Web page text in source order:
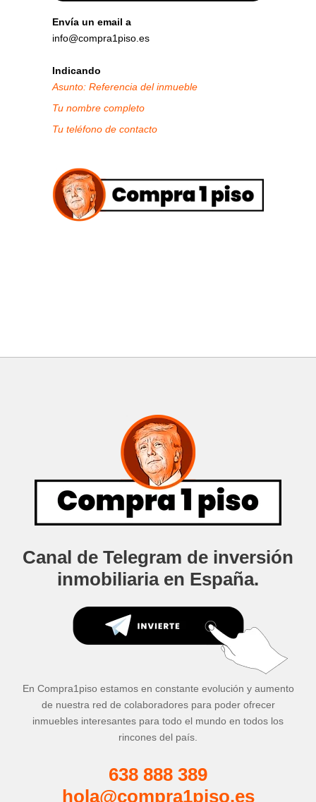
Envía un email a
info@compra1piso.es
Indicando
Asunto: Referencia del inmueble
Tu nombre completo
Tu teléfono de contacto
Canal de Telegram de inversión
inmobiliaria en España.
En Compra1piso estamos en constante evolución y aumento
de nuestra red de colaboradores para poder ofrecer
inmuebles interesantes para todo el mundo en todos los
rincones del país.
638 888 389
hola@compra1piso.es